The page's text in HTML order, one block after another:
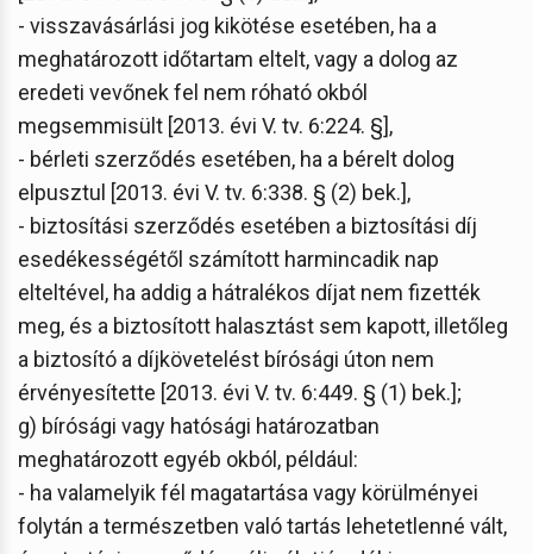
- visszavásárlási jog kikötése esetében, ha a
meghatározott időtartam eltelt, vagy a dolog az
eredeti vevőnek fel nem róható okból
megsemmisült [2013. évi V. tv. 6:224. §],
- bérleti szerződés esetében, ha a bérelt dolog
elpusztul [2013. évi V. tv. 6:338. § (2) bek.],
- biztosítási szerződés esetében a biztosítási díj
esedékességétől számított harmincadik nap
elteltével, ha addig a hátralékos díjat nem fizették
meg, és a biztosított halasztást sem kapott, illetőleg
a biztosító a díjkövetelést bírósági úton nem
érvényesítette [2013. évi V. tv. 6:449. § (1) bek.];
g) bírósági vagy hatósági határozatban
meghatározott egyéb okból, például:
- ha valamelyik fél magatartása vagy körülményei
folytán a természetben való tartás lehetetlenné vált,